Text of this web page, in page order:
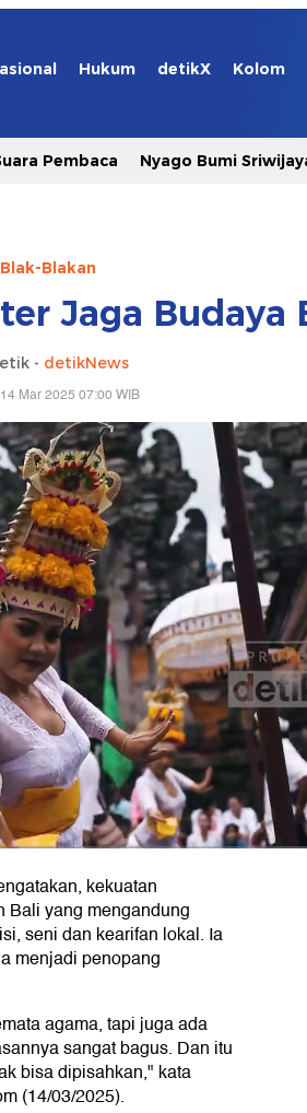
Hukum detikX Kolom
Pembaca Nyago Bumi
Blak-Blakan
Jaga Budaya
- detikNews
Mar 2025 07:00 WIB
kekuatan
Bali yang mengandung
seni dan kearifan lokal. Ia
menjadi penopang
agama, tapi juga ada
sangat bagus. Dan itu
bisa dipisahkan," kata
(14/03/2025).